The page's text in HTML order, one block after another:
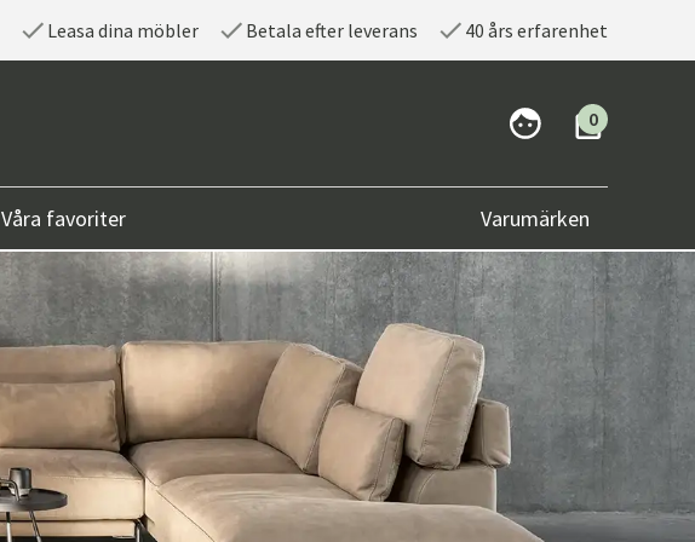
Leasa dina möbler Betala efter leverans 40 års erfarenhet
0
Våra favoriter Varumärken